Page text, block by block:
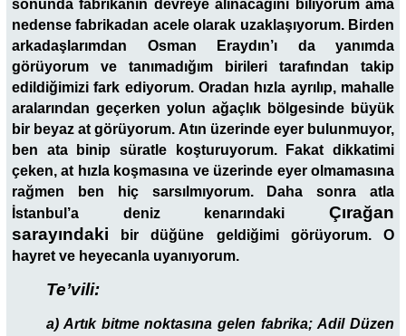
sonunda fabrikanın devreye alınacağını biliyorum ama
nedense fabrikadan acele olarak uzaklaşıyorum. Birden
arkadaşlarımdan Osman Eraydın’ı da yanımda
görüyorum ve tanımadığım birileri tarafından takip
edildiğimizi fark ediyorum. Oradan hızla ayrılıp, mahalle
aralarından geçerken yolun ağaçlık bölgesinde büyük
bir beyaz at görüyorum. Atın üzerinde eyer bulunmuyor,
ben ata binip süratle koşturuyorum. Fakat dikkatimi
çeken, at hızla koşmasına ve üzerinde eyer olmamasına
rağmen ben hiç sarsılmıyorum. Daha sonra atla
İstanbul’a deniz kenarındaki Çırağan
sarayındaki bir düğüne geldiğimi görüyorum. O
hayret ve heyecanla uyanıyorum.
Te’vili:
a) Artık bitme noktasına gelen fabrika; Adil Düzen